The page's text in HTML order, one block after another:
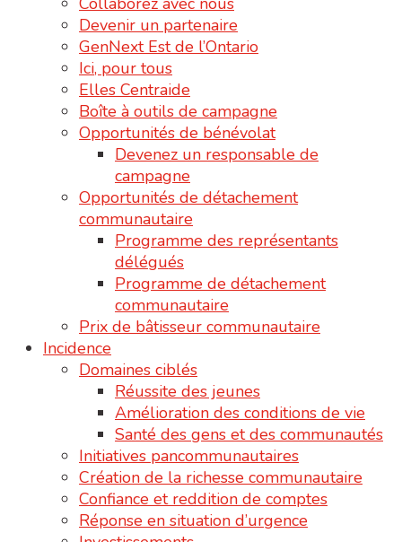
Devenir un partenaire
GenNext Est de l’Ontario
Ici, pour tous
Elles Centraide
Boîte à outils de campagne
Opportunités de bénévolat
Devenez un responsable de
campagne
Opportunités de détachement
communautaire
Programme des représentants
délégués
Programme de détachement
communautaire
Prix de bâtisseur communautaire
Incidence
Domaines ciblés
Réussite des jeunes
Amélioration des conditions de vie
Santé des gens et des communautés
Initiatives pancommunautaires
Création de la richesse communautaire
Confiance et reddition de comptes
Réponse en situation d’urgence